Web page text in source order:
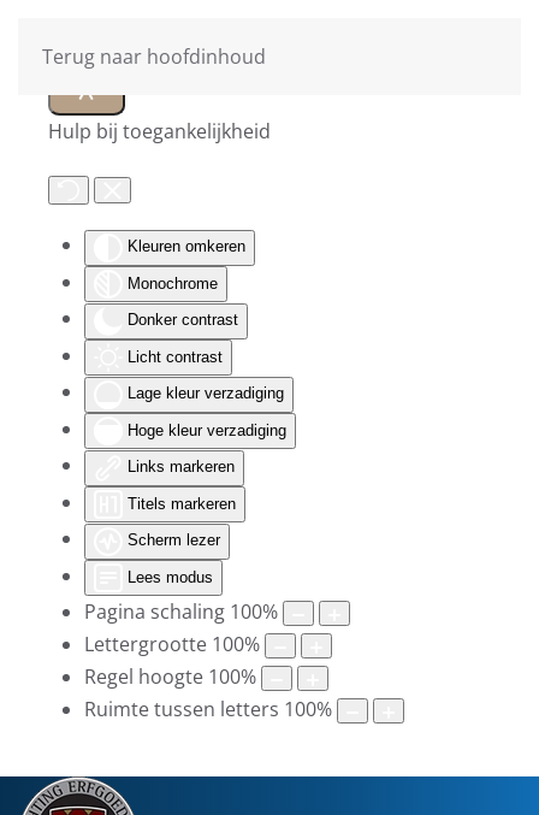
Hulp bij toegankelijkheid
Kleuren omkeren
Monochrome
Donker contrast
Licht contrast
Lage kleur verzadiging
Hoge kleur verzadiging
Links markeren
Titels markeren
Scherm lezer
Lees modus
Pagina schaling 100%
Lettergrootte 100%
Regel hoogte 100%
Ruimte tussen letters 100%
Terug naar hoofdinhoud